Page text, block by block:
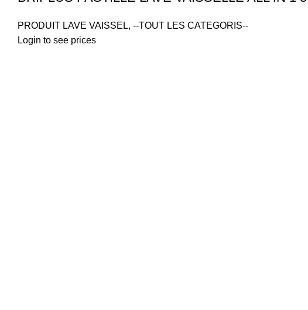
PRODUIT LAVE VAISSEL, --TOUT LES CATEGORIS--
Login to see prices